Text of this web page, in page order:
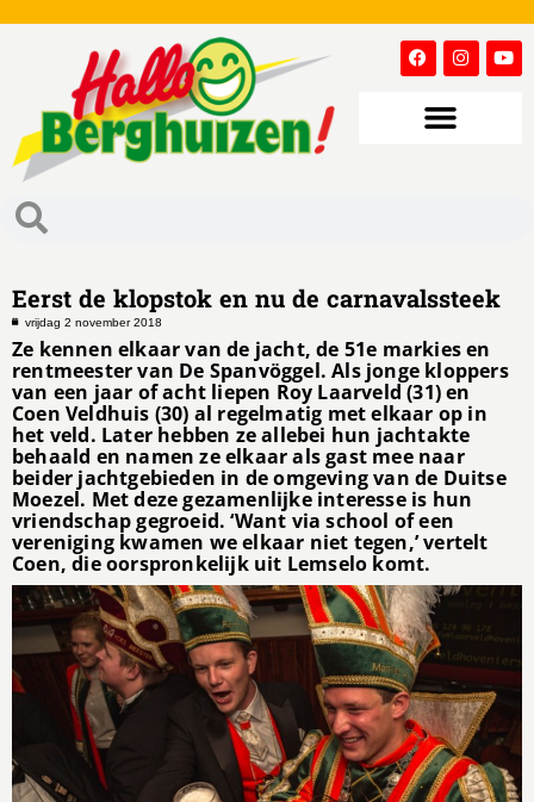
Eerst de klopstok en nu de carnavalssteek
vrijdag 2 november 2018
Ze kennen elkaar van de jacht, de 51e markies en
rentmeester van De Spanvöggel. Als jonge kloppers
van een jaar of acht liepen Roy Laarveld (31) en
Coen Veldhuis (30) al regelmatig met elkaar op in
het veld. Later hebben ze allebei hun jachtakte
behaald en namen ze elkaar als gast mee naar
beider jachtgebieden in de omgeving van de Duitse
Moezel. Met deze gezamenlijke interesse is hun
vriendschap gegroeid. ‘Want via school of een
vereniging kwamen we elkaar niet tegen,’ vertelt
Coen, die oorspronkelijk uit Lemselo komt.